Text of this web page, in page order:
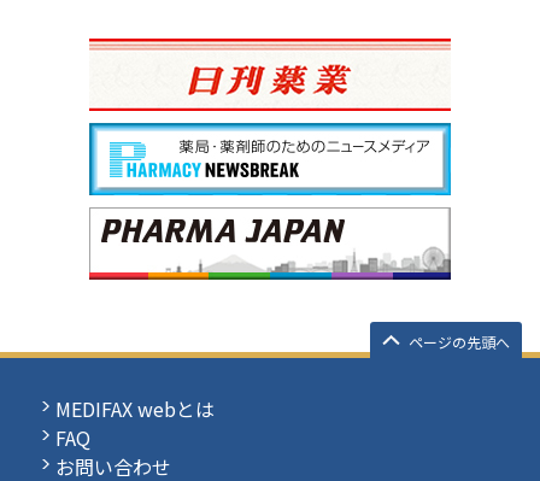
ページの先頭へ
MEDIFAX webとは
FAQ
お問い合わせ